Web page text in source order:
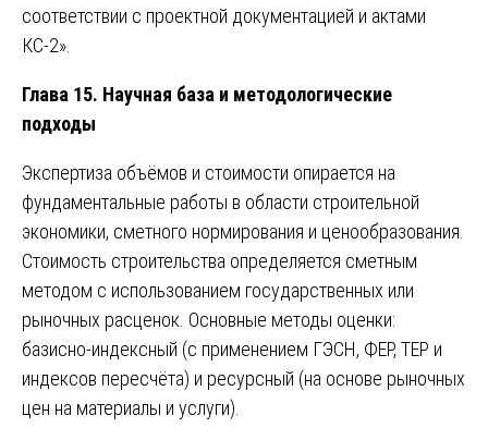
соответствии с проектной документацией и актами
КС-2».
Глава 15. Научная база и методологические
подходы
Экспертиза объёмов и стоимости опирается на
фундаментальные работы в области строительной
экономики, сметного нормирования и ценообразования.
Стоимость строительства определяется сметным
методом с использованием государственных или
рыночных расценок. Основные методы оценки:
базисно-индексный (с применением ГЭСН, ФЕР, ТЕР и
индексов пересчёта) и ресурсный (на основе рыночных
цен на материалы и услуги).